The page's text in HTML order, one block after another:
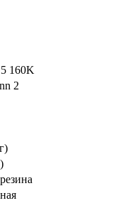
160K
2